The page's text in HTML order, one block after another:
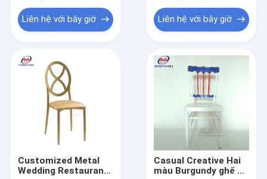
Liên hệ với bây giờ Liên hệ với bây giờ
Customized Metal
Wedding Restaurant
Casual Creative Hai
màu Burgundy ghế ăn